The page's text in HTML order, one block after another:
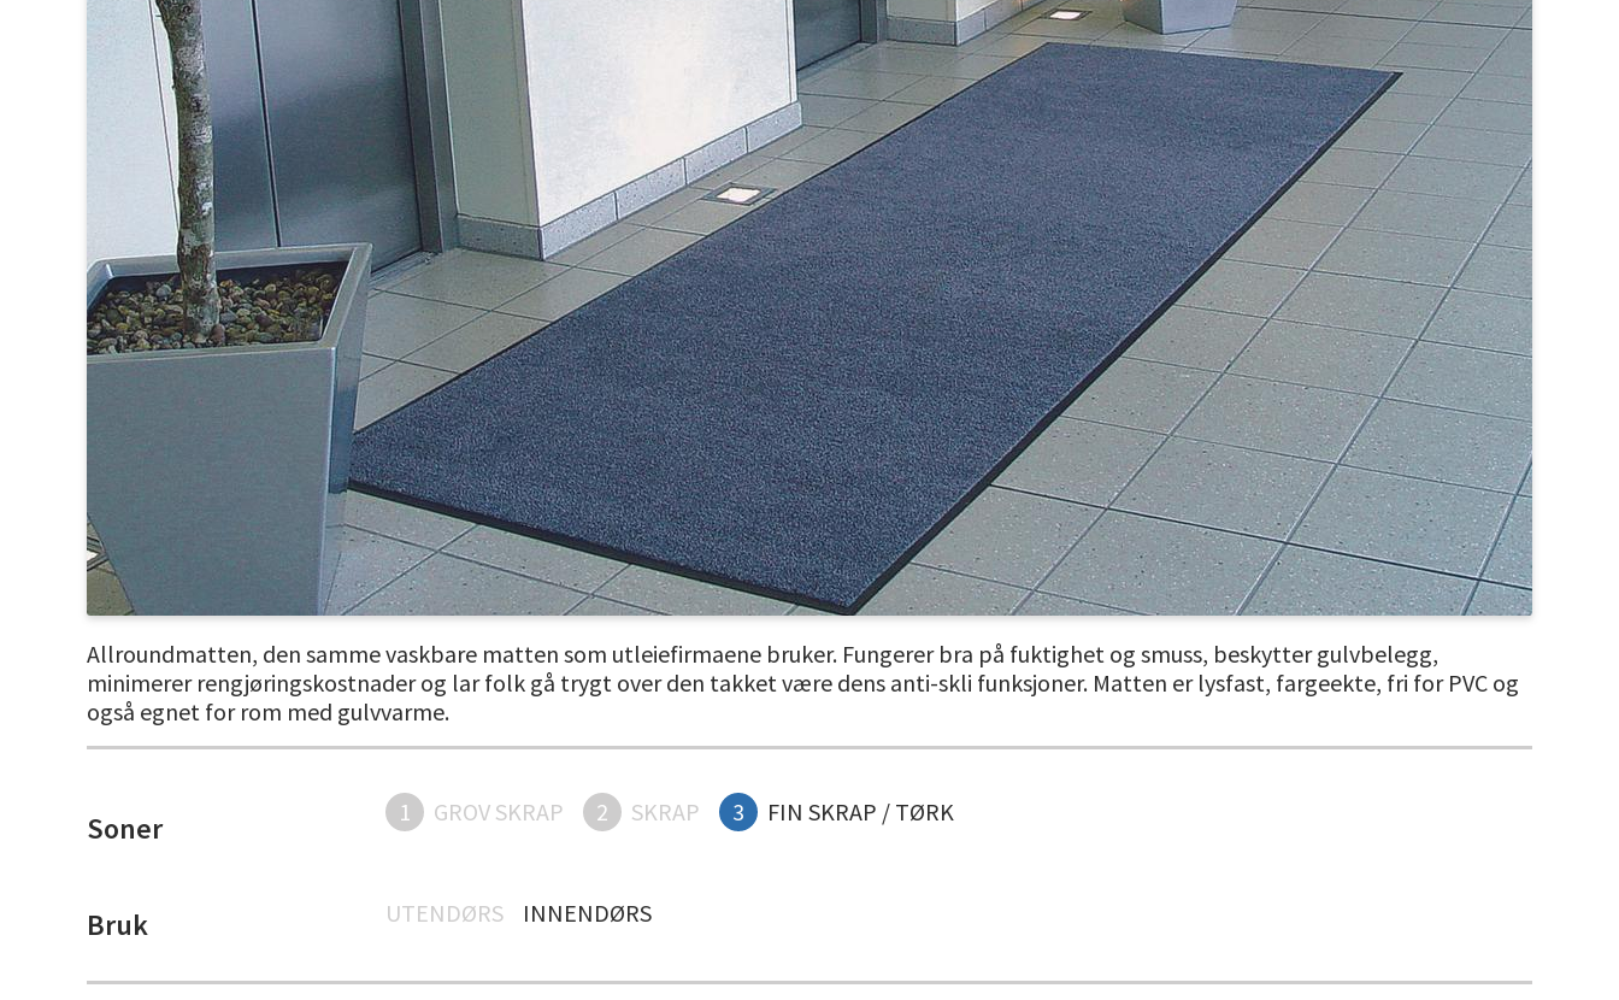
Allroundmatten, den samme vaskbare matten som utleiefirmaene bruker. Fungerer bra på fuktighet og smuss, beskytter gulvbelegg,
minimerer rengjøringskostnader og lar folk gå trygt over den takket være dens anti-skli funksjoner. Matten er lysfast, fargeekte, fri for PVC og
også egnet for rom med gulvvarme.
Soner 1 GROV SKRAP 2 SKRAP 3 FIN SKRAP / TØRK
Bruk UTENDØRS INNENDØRS